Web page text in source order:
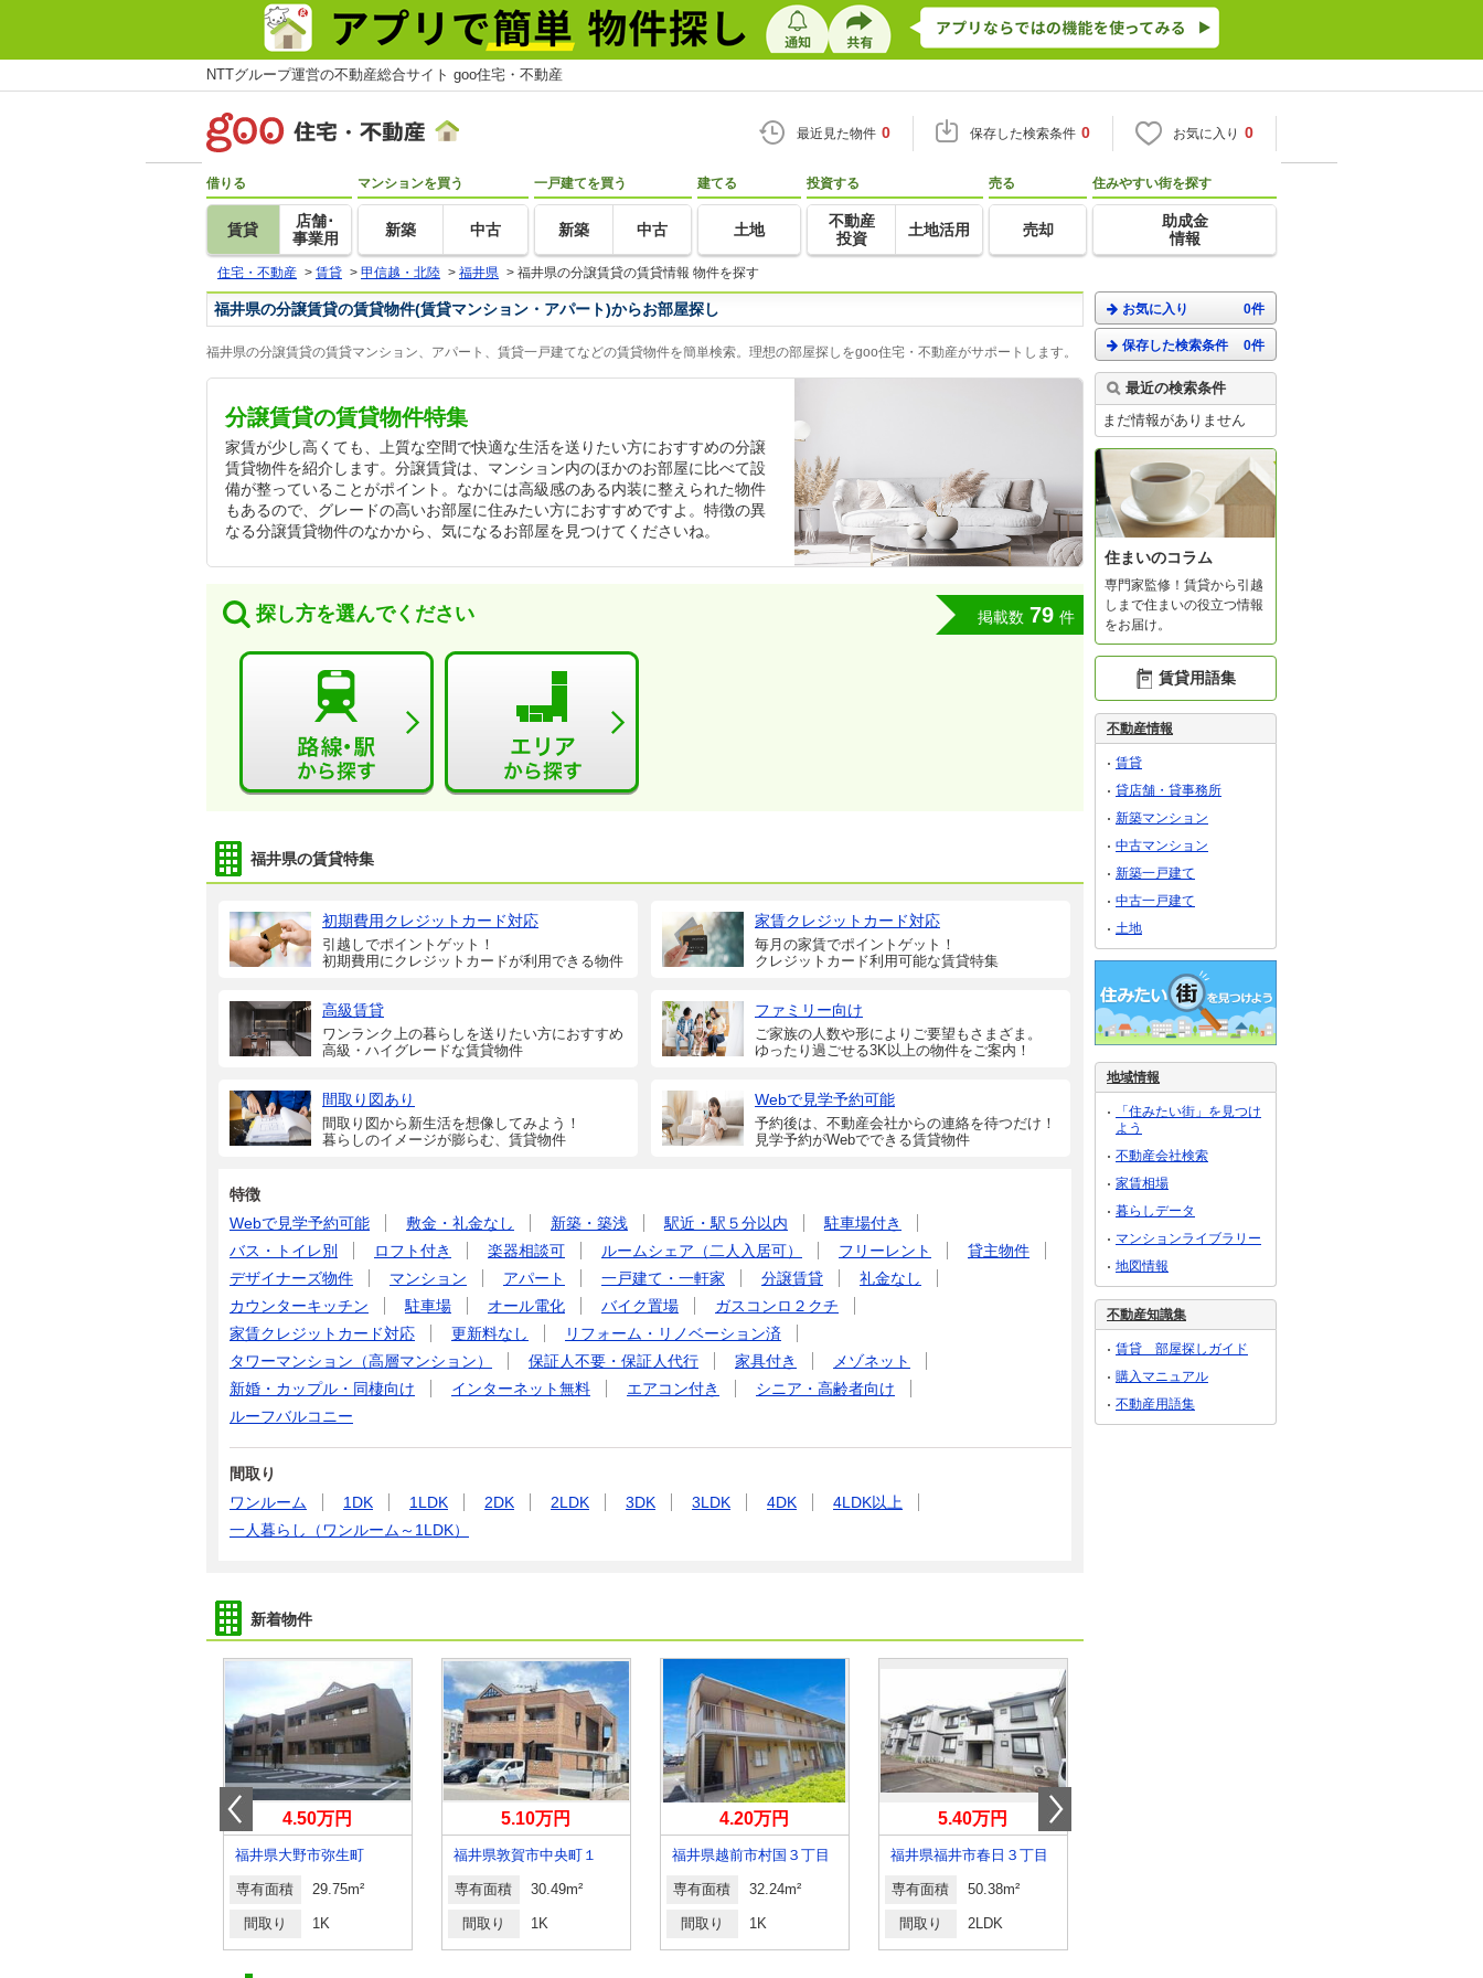
NTTグループ運営の不動産総合サイト goo住宅・不動産
最近見た物件 0 保存した検索条件 0 お気に入り 0
借りる
賃貸
店舗･
事業用
マンションを買う
新築 中古
一戸建てを買う
新築 中古
建てる
土地
投資する
不動産
投資
土地活用
売る
売却
住みやすい街を探す
助成金
情報
住宅・不動産 > 賃貸 > 甲信越・北陸 > 福井県 > 福井県の分譲賃貸の賃貸情報 物件を探す
福井県の分譲賃貸の賃貸物件(賃貸マンション・アパート)からお部屋探し
福井県の分譲賃貸の賃貸マンション、アパート、賃貸一戸建てなどの賃貸物件を簡単検索。理想の部屋探しをgoo住宅・不動産がサポートします。
分譲賃貸の賃貸物件特集
家賃が少し高くても、上質な空間で快適な生活を送りたい方におすすめの分譲
賃貸物件を紹介します。分譲賃貸は、マンション内のほかのお部屋に比べて設
備が整っていることがポイント。なかには高級感のある内装に整えられた物件
もあるので、グレードの高いお部屋に住みたい方におすすめですよ。特徴の異
なる分譲賃貸物件のなかから、気になるお部屋を見つけてくださいね。
探し方を選んでください 掲載数 79 件
福井県の賃貸特集
初期費用クレジットカード対応
引越しでポイントゲット！
初期費用にクレジットカードが利用できる物件
家賃クレジットカード対応
毎月の家賃でポイントゲット！
クレジットカード利用可能な賃貸特集
高級賃貸
ワンランク上の暮らしを送りたい方におすすめ
高級・ハイグレードな賃貸物件
ファミリー向け
ご家族の人数や形によりご要望もさまざま。
ゆったり過ごせる3K以上の物件をご案内！
間取り図あり
間取り図から新生活を想像してみよう！
暮らしのイメージが膨らむ、賃貸物件
Webで見学予約可能
予約後は、不動産会社からの連絡を待つだけ！
見学予約がWebでできる賃貸物件
特徴
Webで見学予約可能
敷金・礼金なし 新築・築浅 駅近・駅５分以内
駐車場付き
バス・トイレ別
ロフト付き 楽器相談可 ルームシェア（二人入居可） フリーレント
貸主物件
デザイナーズ物件
マンション アパート 一戸建て・一軒家 分譲賃貸
礼金なし
カウンターキッチン
駐車場 オール電化 バイク置場
ガスコンロ２クチ
家賃クレジットカード対応
更新料なし
リフォーム・リノベーション済
タワーマンション（高層マンション）
保証人不要・保証人代行 家具付き
メゾネット
新婚・カップル・同棲向け
インターネット無料 エアコン付き
シニア・高齢者向け
ルーフバルコニー
間取り
ワンルーム
1DK 1LDK 2DK 2LDK 3DK 3LDK 4DK
4LDK以上
一人暮らし（ワンルーム～1LDK）
新着物件
4.50万円
福井県大野市弥生町
専有面積 29.75m²
間取り 1K
5.10万円
福井県敦賀市中央町１
専有面積 30.49m²
間取り 1K
4.20万円
福井県越前市村国３丁目
専有面積 32.24m²
間取り 1K
5.40万円
福井県福井市春日３丁目
専有面積 50.38m²
間取り 2LDK
お気に入り 0件
保存した検索条件 0件
最近の検索条件
まだ情報がありません
住まいのコラム
専門家監修！賃貸から引越
しまで住まいの役立つ情報
をお届け。
賃貸用語集
不動産情報
賃貸
貸店舗・貸事務所
新築マンション
中古マンション
新築一戸建て
中古一戸建て
土地
地域情報
「住みたい街」を見つけ
よう
不動産会社検索
家賃相場
暮らしデータ
マンションライブラリー
地図情報
不動産知識集
賃貸 部屋探しガイド
購入マニュアル
不動産用語集